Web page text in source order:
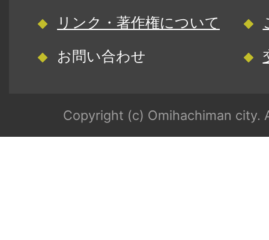
リンク・著作権について
お問い合わせ
Copyright (c) Omihachiman city.